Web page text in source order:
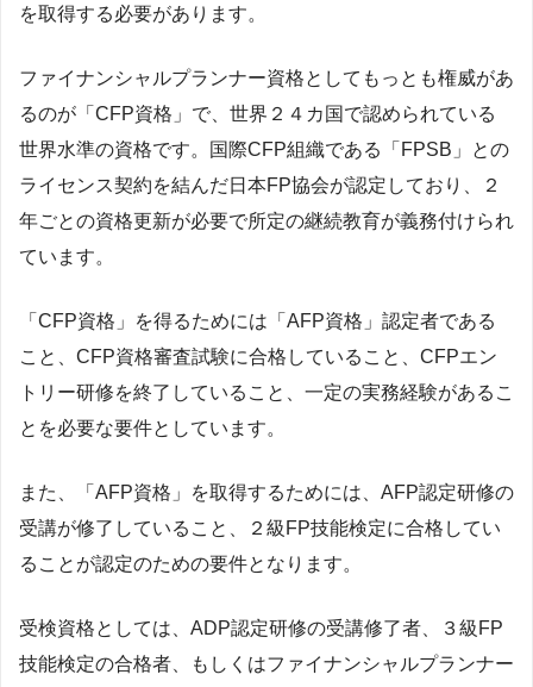
を取得する必要があります。
ファイナンシャルプランナー資格としてもっとも権威があ
るのが「CFP資格」で、世界２４カ国で認められている
世界水準の資格です。国際CFP組織である「FPSB」との
ライセンス契約を結んだ日本FP協会が認定しており、２
年ごとの資格更新が必要で所定の継続教育が義務付けられ
ています。
「CFP資格」を得るためには「AFP資格」認定者である
こと、CFP資格審査試験に合格していること、CFPエン
トリー研修を終了していること、一定の実務経験があるこ
とを必要な要件としています。
また、「AFP資格」を取得するためには、AFP認定研修の
受講が修了していること、２級FP技能検定に合格してい
ることが認定のための要件となります。
受検資格としては、ADP認定研修の受講修了者、３級FP
技能検定の合格者、もしくはファイナンシャルプランナー